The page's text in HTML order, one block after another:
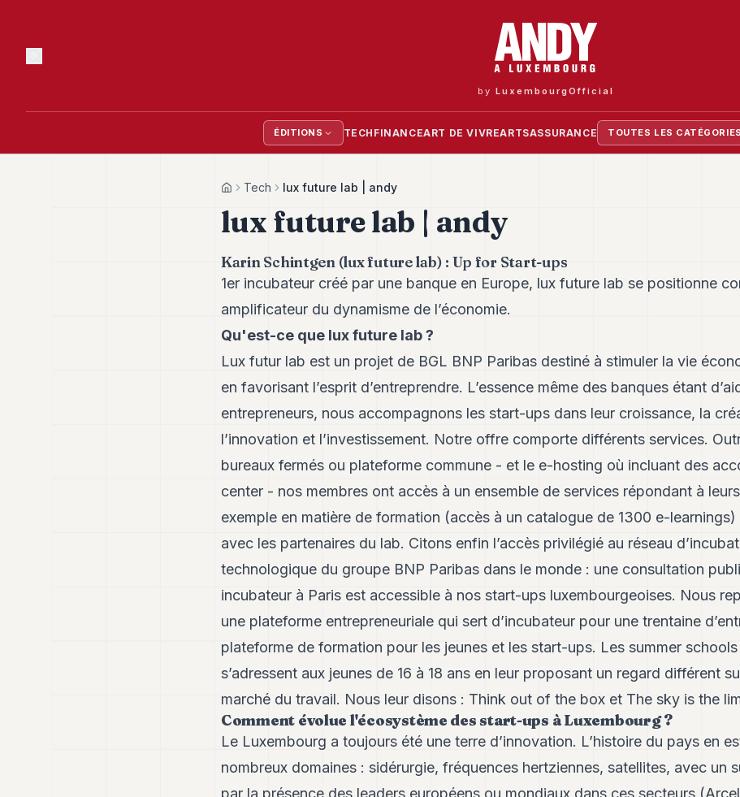
byLuxembourgOfficial
ÉDITIONS TECH FINANCEART DE VIVREARTSASSURANCE TOUTES LES CATÉGORIES
HomeTech lux future lab | andy
lux future lab | andy
Karin Schintgen (lux future lab) : Up for Start-ups
1er incubateur créé par une banque en Europe, lux future lab se positionne
amplificateur du dynamisme de l’économie.
Qu'est-ce que lux future lab ?
Lux futur lab est un projet de BGL BNP Paribas destiné à stimuler la vie
en favorisant l’esprit d’entreprendre. L’essence même des banques étant
entrepreneurs, nous accompagnons les start-ups dans leur croissance, la
l’innovation et l’investissement. Notre offre comporte différents services.
bureaux fermés ou plateforme commune - et le e-hosting où incluant des
center - nos membres ont accès à un ensemble de services répondant à
exemple en matière de formation (accès à un catalogue de 1300 e-
avec les partenaires du lab. Citons enfin l’accès privilégié au réseau
technologique du groupe BNP Paribas dans le monde : une consultation
incubateur à Paris est accessible à nos start-ups luxembourgeoises. Nous
une plateforme entrepreneuriale qui sert d’incubateur pour une trentaine
plateforme de formation pour les jeunes et les start-ups. Les summer
s’adressent aux jeunes de 16 à 18 ans en leur proposant un regard différent
marché du travail. Nous leur disons : Think out of the box et The sky is the
Comment évolue l'écosystème des start-ups à Luxembourg ?
Le Luxembourg a toujours été une terre d’innovation. L’histoire du pays en
nombreux domaines : sidérurgie, fréquences hertziennes, satellites, avec un
par la présence des leaders européens ou mondiaux dans ces secteurs